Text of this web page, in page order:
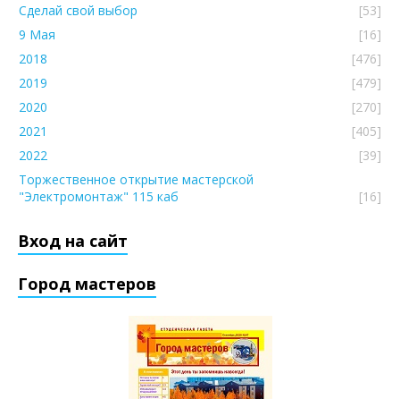
Сделай свой выбор
[53]
9 Мая
[16]
2018
[476]
2019
[479]
2020
[270]
2021
[405]
2022
[39]
Торжественное открытие мастерской
"Электромонтаж" 115 каб
[16]
Вход на сайт
Город мастеров